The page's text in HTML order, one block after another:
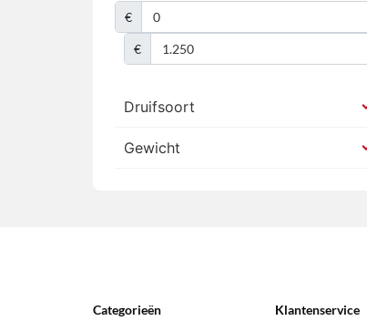
€
€
Druifsoort
Gewicht
Categorieën
Klantenservice